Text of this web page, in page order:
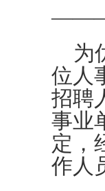
为
位人
招聘
事业
定，
作人